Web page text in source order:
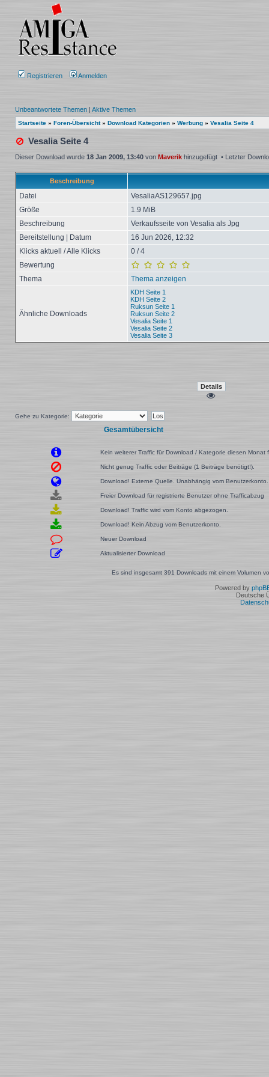
Registrieren Anmelden
Unbeantwortete Themen | Aktive Themen
Startseite » Foren-Übersicht» Download Kategorien » Werbung » Vesalia Seite 4
Vesalia Seite 4
Dieser Download wurde 18 Jan 2009, 13:40 von Maverik hinzugefügt • Letzter
Beschreibung
Datei
VesaliaAS129657.jpg
Größe
1.9 MiB
Beschreibung
Verkaufsseite von Vesalia als Jpg
Bereitstellung | Datum
16 Jun 2026, 12:32
Klicks aktuell / Alle Klicks
0 / 4
Bewertung
Thema
Thema anzeigen
Ähnliche Downloads
KDH Seite 1
KDH Seite 2
Ruksun Seite 1
Ruksun Seite 2
Vesalia Seite 1
Vesalia Seite 2
Vesalia Seite 3
Gehe zu Kategorie:
Gesamtübersicht
Kein weiterer Traffic für Download / Kategorie diesen Monat
Nicht genug Traffic oder Beiträge (1 Beiträge benötigt!).
Download! Externe Quelle. Unabhängig vom Benutzerkonto.
Freier Download für registrierte Benutzer ohne Trafficabzug
Download! Traffic wird vom Konto abgezogen.
Download! Kein Abzug vom Benutzerkonto.
Neuer Download
Aktualisierter Download
Es sind insgesamt 391 Downloads mit einem Volumen
Powered by
Deutsche